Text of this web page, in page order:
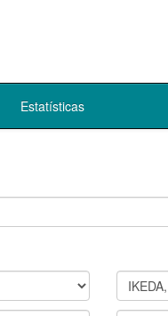
Estatísticas